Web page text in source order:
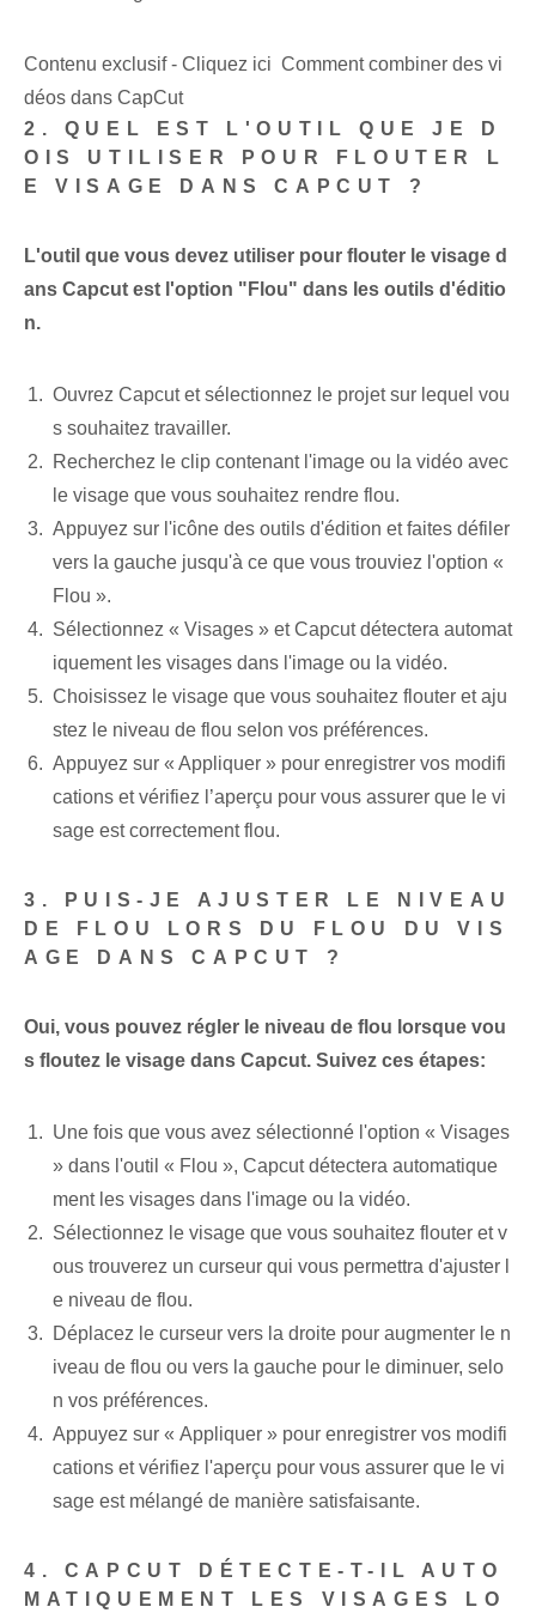
Contenu exclusif - Cliquez ici Comment combiner des vi
déos dans CapCut
2. QUEL EST L'OUTIL QUE JE D
OIS UTILISER POUR FLOUTER L
E VISAGE DANS CAPCUT ?
L'outil que vous devez utiliser pour flouter le visage d
ans Capcut est l'option "Flou" dans les outils d'éditio
n.
Ouvrez Capcut et sélectionnez le projet sur lequel vou
s souhaitez travailler.
Recherchez le clip contenant l'image ou la vidéo avec
le visage que vous souhaitez rendre flou.
Appuyez sur l'icône des outils d'édition et faites défiler
vers la gauche jusqu'à ce que vous trouviez l'option «
Flou ».
Sélectionnez « Visages » et Capcut détectera automat
iquement les visages dans l'image ou la vidéo.
Choisissez le visage que vous souhaitez flouter et aju
stez le niveau de flou selon vos préférences.
Appuyez sur « Appliquer » pour enregistrer vos modifi
cations et vérifiez l’aperçu pour vous assurer que le vi
sage est correctement flou.
3. PUIS-JE AJUSTER LE NIVEAU
DE FLOU LORS DU FLOU DU VIS
AGE DANS CAPCUT ?
Oui, vous pouvez régler le niveau de flou lorsque vou
s floutez le visage dans Capcut. Suivez ces étapes:
Une fois que vous avez sélectionné l'option « Visages
» dans l'outil « Flou », Capcut détectera automatique
ment les visages dans l'image ou la vidéo.
Sélectionnez le visage que vous souhaitez flouter et v
ous trouverez un curseur qui vous permettra d'ajuster l
e niveau de flou.
Déplacez le curseur vers la droite pour augmenter le n
iveau de flou ou vers la gauche pour le diminuer, selo
n vos préférences.
Appuyez sur « Appliquer » pour enregistrer vos modifi
cations et vérifiez l'aperçu pour vous assurer que le vi
sage est mélangé de manière satisfaisante.
4. CAPCUT DÉTECTE-T-IL AUTO
MATIQUEMENT LES VISAGES LO